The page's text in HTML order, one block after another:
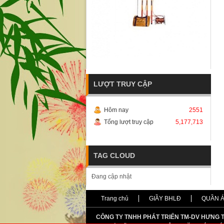
LƯỢT TRUY CẬP
Hôm nay
2551
Tổng lượt truy cập
5,177,713
TAG CLOUD
Đang cập nhật
Trang chủ GIẦY BHLĐ QUẦN
CÔNG TY TNHH PHÁT TRIỂN TM-DV HƯNG